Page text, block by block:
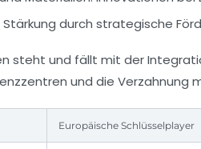
Stärkung durch strategische
steht und fällt mit der
und die Verzahnung
Europäische Schlüsselplayer